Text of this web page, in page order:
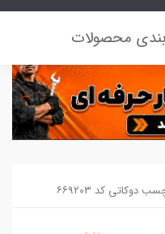
محصولات
دوکاتی کد ۶۶۹۲0۳